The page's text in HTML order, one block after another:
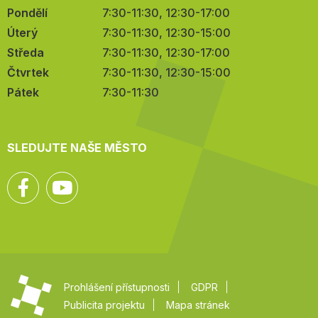
Pondělí
7:30-11:30, 12:30-17:00
Úterý
7:30-11:30, 12:30-15:00
Středa
7:30-11:30, 12:30-17:00
Čtvrtek
7:30-11:30, 12:30-15:00
Pátek
7:30-11:30
SLEDUJTE NAŠE MĚSTO
Facebook
Prohlášení přístupnosti
GDPR
Publicita projektu
Mapa stránek